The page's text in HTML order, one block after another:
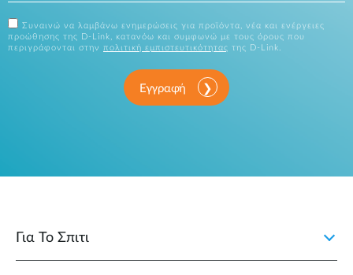
Συναινώ να λαμβάνω ενημερώσεις για προϊόντα, νέα και ενέργειες
προώθησης της D-Link, κατανόω και συμφωνώ με τους όρους που
περιγράφονται στην πολιτική εμπιστευτικότητας της D-Link.
Εγγραφή
Για Το Σπιτι